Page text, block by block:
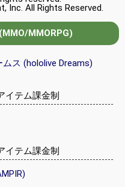
Inc. All Rights Reserved.
MMORPG)
ス (hololive Dreams)
イテム課金制
イテム課金制